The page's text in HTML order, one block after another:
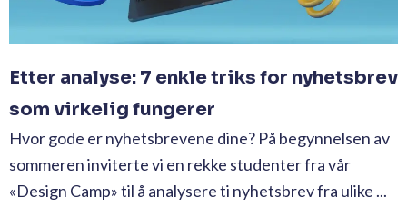
Etter analyse: 7 enkle triks for nyhetsbrev
som virkelig fungerer
Hvor gode er nyhetsbrevene dine? På begynnelsen av
sommeren inviterte vi en rekke studenter fra vår
«Design Camp» til å analysere ti nyhetsbrev fra ulike ...